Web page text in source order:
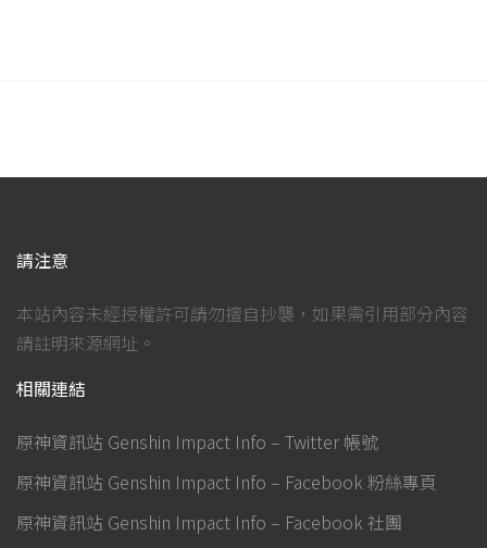
請注意
本站內容未經授權許可請勿擅自抄襲，如果需引用部分內容
請註明來源網址。
相關連結
原神資訊站 Genshin Impact Info – Twitter 帳號
原神資訊站 Genshin Impact Info – Facebook 粉絲專頁
原神資訊站 Genshin Impact Info – Facebook 社團